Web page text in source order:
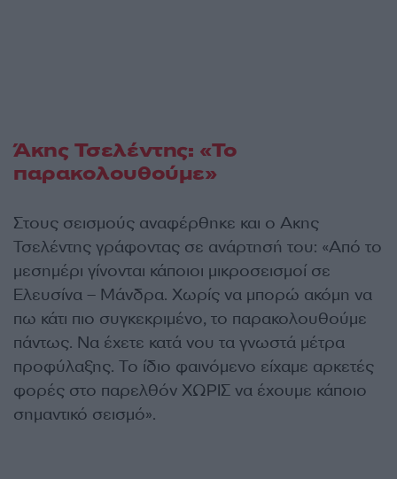
Άκης Τσελέντης: «Το
παρακολουθούμε»
Στους σεισμούς αναφέρθηκε και ο Ακης
Τσελέντης γράφοντας σε ανάρτησή του: «Από το
μεσημέρι γίνονται κάποιοι μικροσεισμοί σε
Ελευσίνα – Μάνδρα. Χωρίς να μπορώ ακόμη να
πω κάτι πιο συγκεκριμένο, το παρακολουθούμε
πάντως. Να έχετε κατά νου τα γνωστά μέτρα
προφύλαξης. Το ίδιο φαινόμενο είχαμε αρκετές
φορές στο παρελθόν ΧΩΡΙΣ να έχουμε κάποιο
σημαντικό σεισμό».